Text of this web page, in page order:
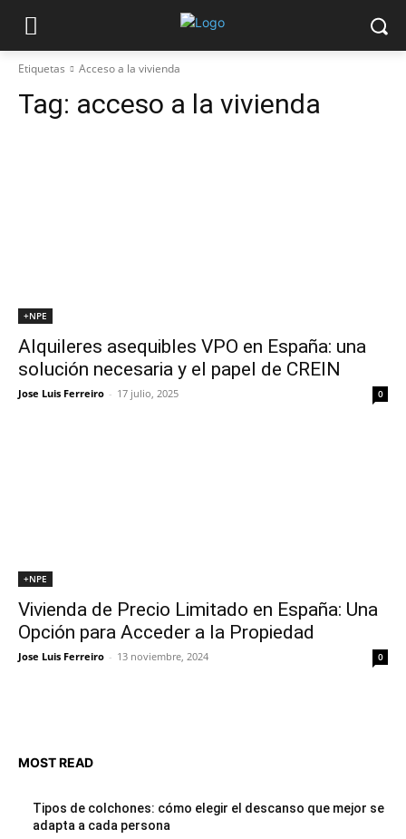
Etiquetas Acceso a la vivienda
Tag: acceso a la vivienda
+NPE
Alquileres asequibles VPO en España: una
solución necesaria y el papel de CREIN
Jose Luis Ferreiro - 17 julio, 2025 0
+NPE
Vivienda de Precio Limitado en España: Una
Opción para Acceder a la Propiedad
Jose Luis Ferreiro - 13 noviembre, 2024 0
MOST READ
Tipos de colchones: cómo elegir el descanso que mejor se
adapta a cada persona